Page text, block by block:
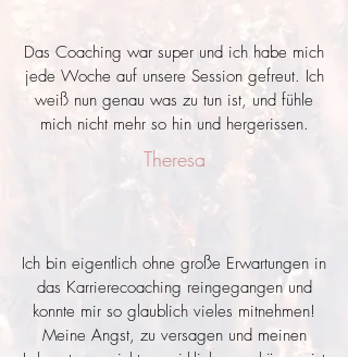
Das Coaching war super und ich habe mich
jede Woche auf unsere Session gefreut. Ich
weiß nun genau was zu tun ist, und fühle
mich nicht mehr so hin und hergerissen.
Theresa
Ich bin eigentlich ohne große Erwartungen in
das Karrierecoaching reingegangen und
konnte mir so glaublich vieles mitnehmen!
Meine Angst, zu versagen und meinen